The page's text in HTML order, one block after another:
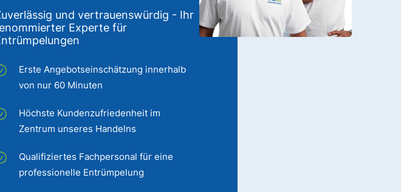
und vertrauenswürdig - Ihr
Experte für
Erste Angebotseinschätzung innerhalb
von nur 60 Minuten
Höchste Kundenzufriedenheit im
Zentrum unseres Handelns
Qualifiziertes Fachpersonal für eine
professionelle Entrümpelung